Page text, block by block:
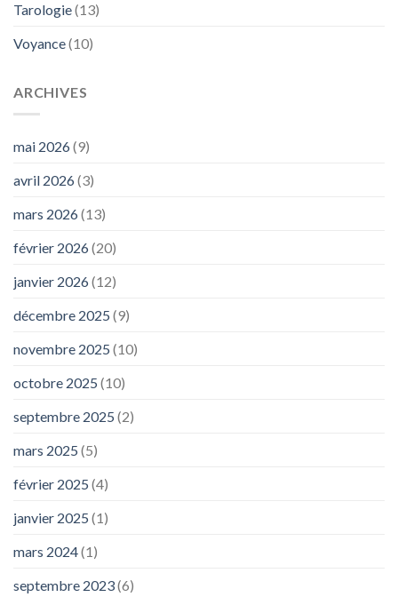
Tarologie(13)
Voyance(10)
ARCHIVES
mai 2026(9)
avril 2026(3)
mars 2026(13)
février 2026(20)
janvier 2026(12)
décembre 2025 (9)
novembre 2025 (10)
octobre 2025 (10)
septembre 2025 (2)
mars 2025 (5)
février 2025 (4)
janvier 2025 (1)
mars 2024(1)
septembre 2023(6)